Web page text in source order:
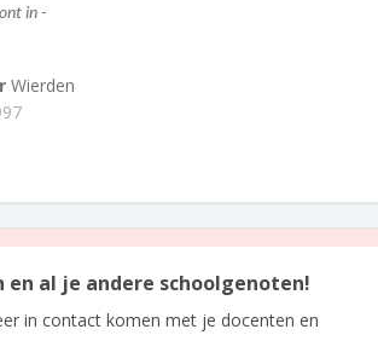
in -
Wierden
al je andere schoolgenoten!
in contact komen met je docenten en